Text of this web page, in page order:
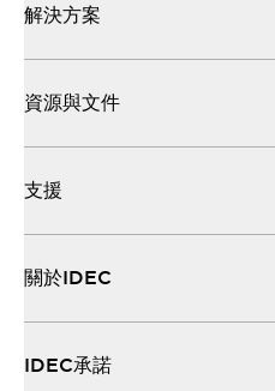
解決方案
資源與文件
支援
關於IDEC
IDEC承諾